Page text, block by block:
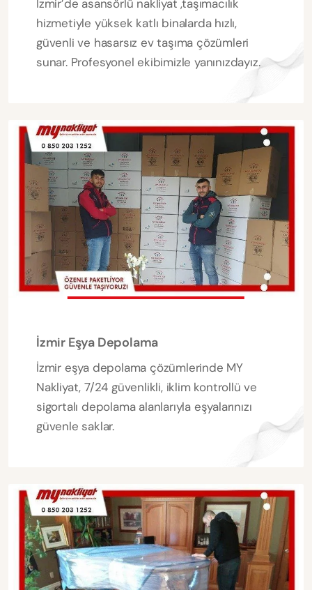
İzmir’de asansörlü nakliyat ,taşımacılık
hizmetiyle yüksek katlı binalarda hızlı,
güvenli ve hasarsız ev taşıma çözümleri
sunar. Profesyonel ekibimizle yanınızdayız.
İzmir Eşya Depolama
İzmir eşya depolama çözümlerinde MY
Nakliyat, 7/24 güvenlikli, iklim kontrollü ve
sigortalı depolama alanlarıyla eşyalarınızı
güvenle saklar.